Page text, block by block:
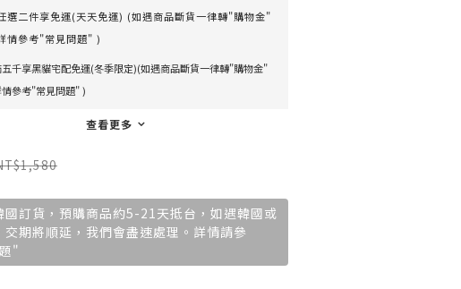
選二件享免運(天天免運) (如遇商品斷貨一律轉"購物金"
情參考"常見問題" )
千享黑貓宅配免運(冬季限定)(如遇商品斷貨一律轉"購物金"
參考"常見問題" )
查看更多
國訂貨，預購商品約5-21天抵台，如遇韓國或
交期將順延，我們會盡速處理。詳情請參
"